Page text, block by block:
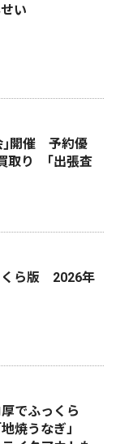
い
｣開催 予約優
取り ｢出張査
くら版 2026年
でふっくら
うなぎ」